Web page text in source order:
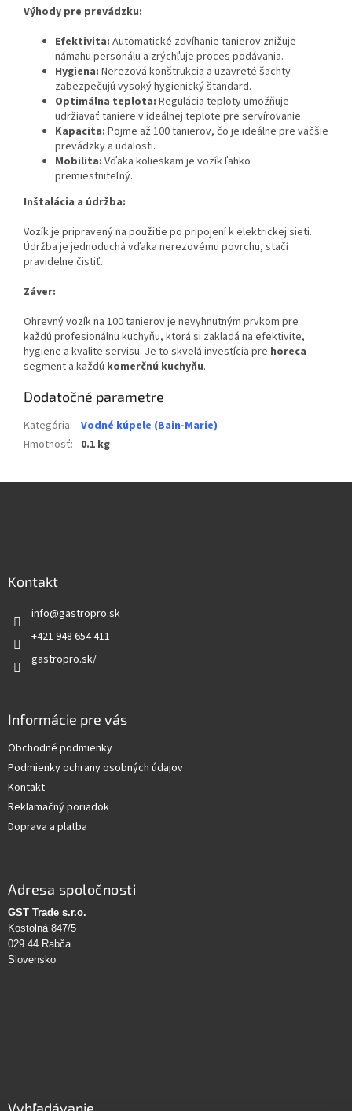
Výhody pre prevádzku:
Efektivita: Automatické zdvíhanie tanierov znižuje
námahu personálu a zrýchľuje proces podávania.
Hygiena: Nerezová konštrukcia a uzavreté šachty
zabezpečujú vysoký hygienický štandard.
Optimálna teplota: Regulácia teploty umožňuje
udržiavať taniere v ideálnej teplote pre servírovanie.
Kapacita: Pojme až 100 tanierov, čo je ideálne pre väčšie
prevádzky a udalosti.
Mobilita: Vďaka kolieskam je vozík ľahko
premiestniteľný.
Inštalácia a údržba:
Vozík je pripravený na použitie po pripojení k elektrickej sieti.
Údržba je jednoduchá vďaka nerezovému povrchu, stačí
pravidelne čistiť.
Záver:
Ohrevný vozík na 100 tanierov je nevyhnutným prvkom pre
každú profesionálnu kuchyňu, ktorá si zakladá na efektivite,
hygiene a kvalite servisu. Je to skvelá investícia pre horeca
segment a každú komerčnú kuchyňu.
Dodatočné parametre
Kategória: Vodné kúpele (Bain-Marie)
Hmotnosť: 0.1 kg
Kontakt
info@gastropro.sk
+421 948 654 411
gastropro.sk/
Informácie pre vás
Obchodné podmienky
Podmienky ochrany osobných údajov
Kontakt
Reklamačný poriadok
Doprava a platba
Adresa spoločnosti
GST Trade s.r.o.
Kostolná 847/5
029 44 Rabča
Slovensko